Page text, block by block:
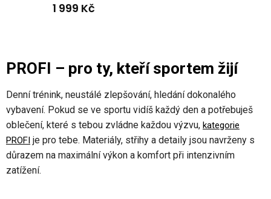
1 999 Kč
PROFI – pro ty, kteří sportem žijí
Denní trénink, neustálé zlepšování, hledání dokonalého
vybavení. Pokud se ve sportu vidíš každý den a potřebuješ
oblečení, které s tebou zvládne každou výzvu, kategorie
PROFI je pro tebe. Materiály, střihy a detaily jsou navrženy s
důrazem na maximální výkon a komfort při intenzivním
zatížení.